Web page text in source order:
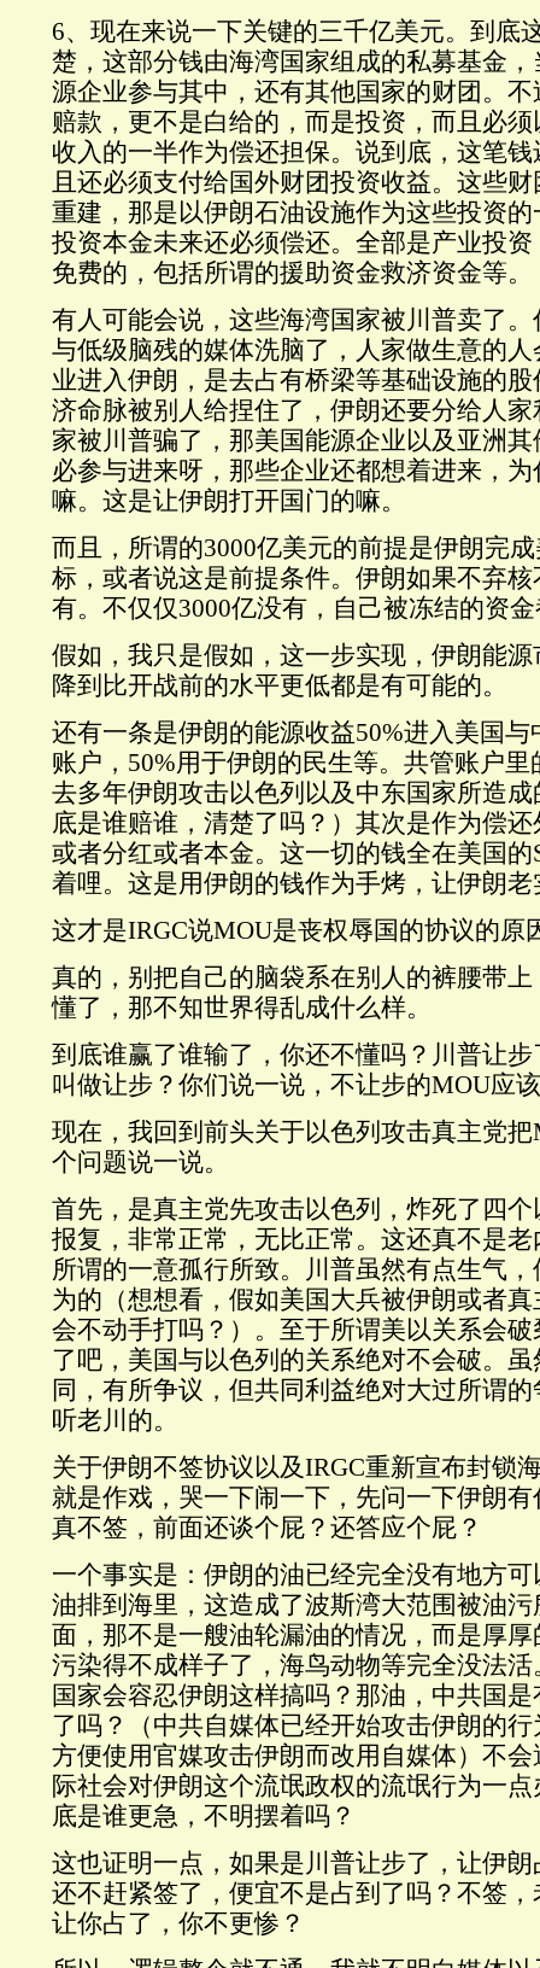
6、现在来说一下关键的三千亿美元。到底
楚，这部分钱由海湾国家组成的私募基金
源企业参与其中，还有其他国家的财团。
赔款，更不是白给的，而是投资，而且必
收入的一半作为偿还担保。说到底，这笔
且还必须支付给国外财团投资收益。这些
重建，那是以伊朗石油设施作为这些投资
投资本金未来还必须偿还。全部是产业投
免费的，包括所谓的援助资金救济资金等。
有人可能会说，这些海湾国家被川普卖了
与低级脑残的媒体洗脑了，人家做生意的
业进入伊朗，是去占有桥梁等基础设施的
济命脉被别人给捏住了，伊朗还要分给人
家被川普骗了，那美国能源企业以及亚洲
必参与进来呀，那些企业还都想着进来，
嘛。这是让伊朗打开国门的嘛。
而且，所谓的3000亿美元的前提是伊朗完
标，或者说这是前提条件。伊朗如果不弃
有。不仅仅3000亿没有，自己被冻结的资
假如，我只是假如，这一步实现，伊朗能
降到比开战前的水平更低都是有可能的。
还有一条是伊朗的能源收益50%进入美国
账户，50%用于伊朗的民生等。共管账户
去多年伊朗攻击以色列以及中东国家所造
底是谁赔谁，清楚了吗？）其次是作为偿
或者分红或者本金。这一切的钱全在美国
着哩。这是用伊朗的钱作为手烤，让伊朗老
这才是IRGC说MOU是丧权辱国的协议的原
真的，别把自己的脑袋系在别人的裤腰带
懂了，那不知世界得乱成什么样。
到底谁赢了谁输了，你还不懂吗？川普让
叫做让步？你们说一说，不让步的MOU应
现在，我回到前头关于以色列攻击真主党
个问题说一说。
首先，是真主党先攻击以色列，炸死了四
报复，非常正常，无比正常。这还真不是
所谓的一意孤行所致。川普虽然有点生气
为的（想想看，假如美国大兵被伊朗或者
会不动手打吗？）。至于所谓美以关系会
了吧，美国与以色列的关系绝对不会破。
同，有所争议，但共同利益绝对大过所谓
听老川的。
关于伊朗不签协议以及IRGC重新宣布封锁
就是作戏，哭一下闹一下，先问一下伊朗
真不签，前面还谈个屁？还答应个屁？
一个事实是：伊朗的油已经完全没有地方
油排到海里，这造成了波斯湾大范围被油
面，那不是一艘油轮漏油的情况，而是厚
污染得不成样子了，海鸟动物等完全没法
国家会容忍伊朗这样搞吗？那油，中共国
了吗？（中共自媒体已经开始攻击伊朗的
方便使用官媒攻击伊朗而改用自媒体）不
际社会对伊朗这个流氓政权的流氓行为一
底是谁更急，不明摆着吗？
这也证明一点，如果是川普让步了，让伊
还不赶紧签了，便宜不是占到了吗？不签
让你占了，你不更惨？